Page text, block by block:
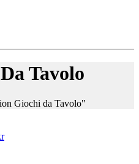
Tavolo
Giochi da Tavolo"